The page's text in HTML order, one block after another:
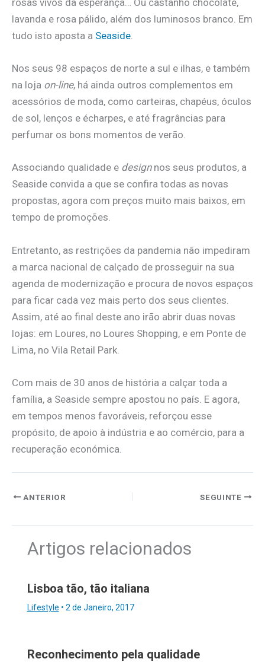
rosas vivos da esperança… Ou castanho chocolate,
lavanda e rosa pálido, além dos luminosos branco. Em
tudo isto aposta a Seaside.
Nos seus 98 espaços de norte a sul e ilhas, e também
na loja on-line, há ainda outros complementos em
acessórios de moda, como carteiras, chapéus, óculos
de sol, lenços e écharpes, e até fragrâncias para
perfumar os bons momentos de verão.
Associando qualidade e designnos seus produtos, a
Seaside convida a que se confira todas as novas
propostas, agora com preços muito mais baixos, em
tempo de promoções.
Entretanto, as restrições da pandemia não impediram
a marca nacional de calçado de prosseguir na sua
agenda de modernização e procura de novos espaços
para ficar cada vez mais perto dos seus clientes.
Assim, até ao final deste ano irão abrir duas novas
lojas: em Loures, no Loures Shopping, e em Ponte de
Lima, no Vila Retail Park.
Com mais de 30 anos de história a calçar toda a
família, a Seaside sempre apostou no país. E agora,
em tempos menos favoráveis, reforçou esse
propósito, de apoio à indústria e ao comércio, para a
recuperação económica.
ANTERIOR SEGUINTE
Artigos relacionados
Lisboa tão, tão italiana
Lifestyle • 2 de Janeiro, 2017
Reconhecimento pela qualidade